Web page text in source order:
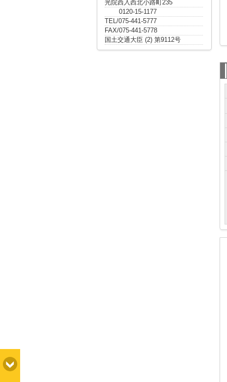
光院西入西北小路町235
0120-15-1177
TEL/075-441-5777
FAX/075-441-5778
国土交通大臣 (2) 第9112号